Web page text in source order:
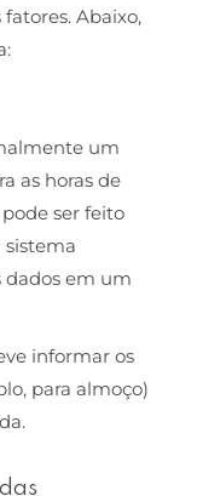
Abaixo,
um
as horas de
ser feito
dados em um
informar os
para almoço)